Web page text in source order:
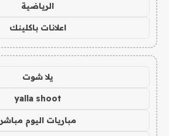
الرياضية
اعلانات باكلينك
يلا شوت
yalla shoot
مباريات اليوم مباشر